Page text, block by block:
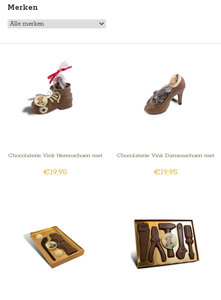
Merken
Chocolaterie Vink Herenschoen met
Fotorondje/Logo
€19,95
Chocolaterie Vink Damesschoen met
Fotorondje/Logo
€19,95